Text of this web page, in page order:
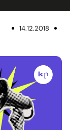
14.12.2018